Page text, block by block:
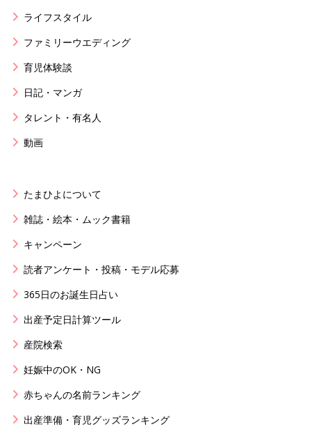
ライフスタイル
ファミリーウエディング
育児体験談
日記・マンガ
タレント・有名人
動画
たまひよについて
雑誌・絵本・ムック書籍
キャンペーン
読者アンケート・投稿・モデル応募
365日のお誕生日占い
出産予定日計算ツール
産院検索
妊娠中のOK・NG
赤ちゃんの名前ランキング
出産準備・育児グッズランキング